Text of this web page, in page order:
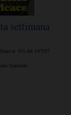
settimana
n. 431 del 19/7/97
Gandolfo